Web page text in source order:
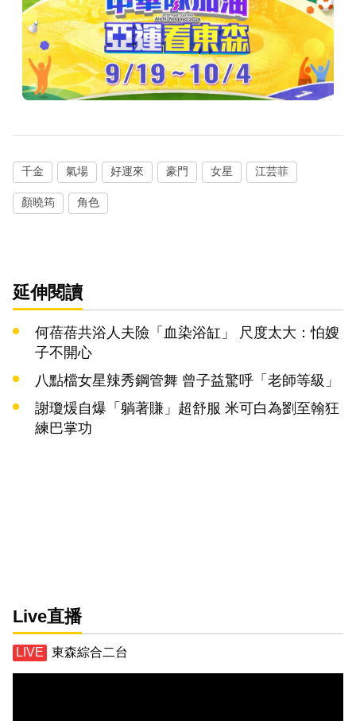
千金 氣場 好運來 豪門 女星 江芸菲
顏曉筠 角色
延伸閱讀
何蓓蓓共浴人夫險「血染浴缸」 尺度太大：怕嫂
子不開心
八點檔女星辣秀鋼管舞 曾子益驚呼「老師等級」
謝瓊煖自爆「躺著賺」超舒服 米可白為劉至翰狂
練巴掌功
Live直播
東森綜合二台